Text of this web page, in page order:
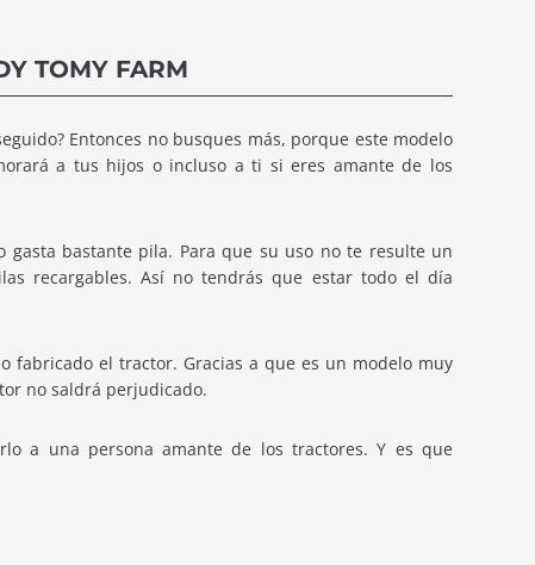
TOMY FARM
Entonces no busques más, porque este modelo
a tus hijos o incluso a ti si eres amante de los
bastante pila. Para que su uso no te resulte un
recargables. Así no tendrás que estar todo el día
fabricado el tractor. Gracias a que es un modelo muy
no saldrá perjudicado.
a una persona amante de los tractores. Y es que